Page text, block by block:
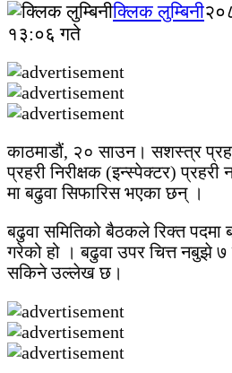
क्लिक लुम्बिनी
१३:०६ गते
काठमाडौं, २० साउन। सशस्त्र
प्रहरी निरीक्षक (इन्स्पेक्टर) प्रहरी
मा बढुवा सिफारिस भएका छन् ।
बढुवा समितिको बैठकले रिक्त पदमा
गरेको हो । बढुवा उपर चित्त नबुझे ७
सकिने उल्लेख छ।